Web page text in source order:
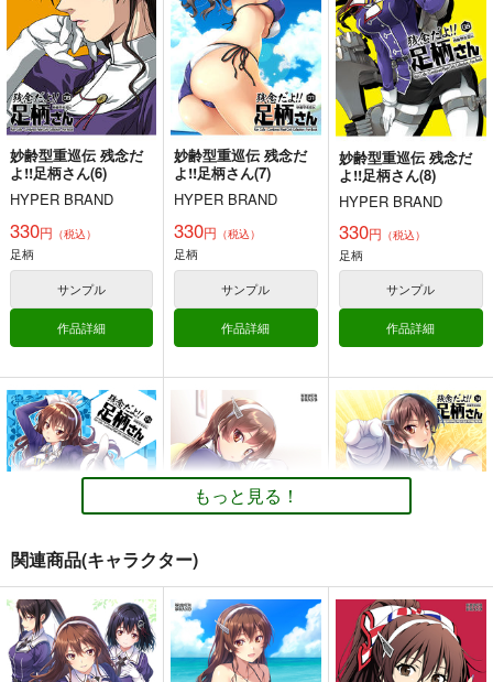
だいろく へあーあれ
んじ！
660 （税込）
艦隊これくしょん-艦これ-
サンプル
カート
提督の食卓 艦娘たち
のお料理コンテスト
第一集・第二集
スタジオゴンドワナ
1,313円（税込）
艦隊これくしょん-艦これ-
サンプル
カート
大和倶楽部 第壱集
美術部
1,100円（税込）
大和×提督
サンプル
カート
770円（税込）
艦隊これくしょん-艦これ-
足柄
サンプル
770円（税込）
艦隊これくしょん-艦これ-
足柄
サンプル
770円（税込）
艦隊これくしょん-艦これ-
足柄
サンプル
カート
妙齢型重巡伝 残念だ
よ!!足柄さん(41)
HYPER BRAND
（税込）
足柄
サンプル
カート
妙齢型重巡伝 残念だ
よ!!足柄さん(40)
HYPER BRAND
396円（税込）
足柄
サンプル
カート
妙齢型重巡伝 残念だ
よ!!足柄さん(39)
HYPER BRAND
396円（税込）
サンプル
カート
妙齢型重巡伝 残念だ
よ!!足柄さん(6)
HYPER BRAND
330円 （税込）
足柄
サンプル
作品詳細
妙齢型重巡伝 残念だ
よ!!足柄さん(7)
HYPER BRAND
330円 （税込）
足柄
サンプル
作品詳細
妙齢型重巡伝 残念だ
よ!!足柄さん(8)
HYPER BRAND
330円 （税込）
足柄
サンプル
作品詳細
妙齢型重巡伝 残念だ
よ!!足柄さん(29)
HYPER BRAND
妙齢型重巡伝 残念だ
よ!!足柄さん(30)
HYPER BRAND
妙齢型重巡伝 残念だ
よ!!足柄さん(31)
HYPER BRAND
もっと見る！
関連商品(キャラクター)